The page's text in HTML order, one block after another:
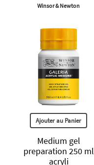
Winsor & Newton
Ajouter au Panier
Medium gel
preparation 250 ml
acryli